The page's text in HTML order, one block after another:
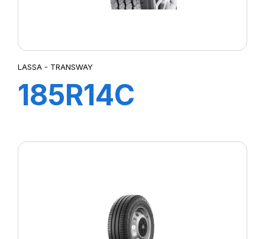
LASSA - TRANSWAY
185R14C